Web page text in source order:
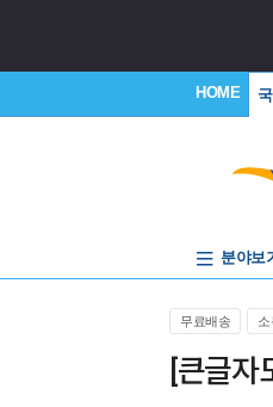
HOME
분야보
무료배송
[큰글자